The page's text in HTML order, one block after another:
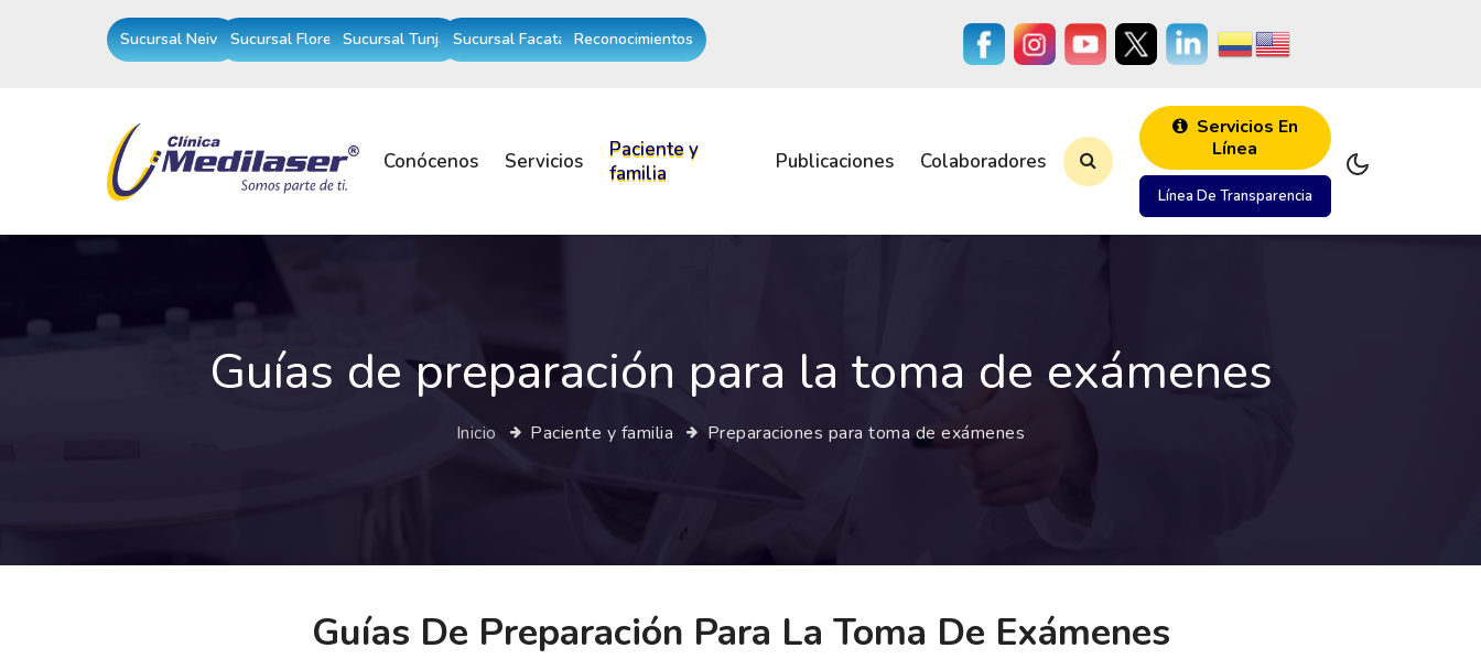
Sucursal Neiva Sucursal FlorenciaSucursal Tunja Sucursal FacatativáReconocimientos
Conócenos Servicios
Paciente y
familia
Publicaciones Colaboradores
Servicios En
Línea
Línea De Transparencia
Guías de preparación para la toma de exámenes
Inicio Paciente y familia Preparaciones para toma de exámenes
Guías De Preparación Para La Toma De Exámenes